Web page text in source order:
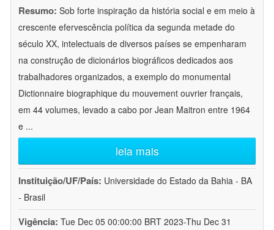
Resumo: Sob forte inspiração da história social e em meio à
crescente efervescência política da segunda metade do
século XX, intelectuais de diversos países se empenharam
na construção de dicionários biográficos dedicados aos
trabalhadores organizados, a exemplo do monumental
Dictionnaire biographique du mouvement ouvrier français,
em 44 volumes, levado a cabo por Jean Maitron entre 1964
e ...
leia mais
Instituição/UF/País: Universidade do Estado da Bahia - BA
- Brasil
Vigência: Tue Dec 05 00:00:00 BRT 2023-Thu Dec 31